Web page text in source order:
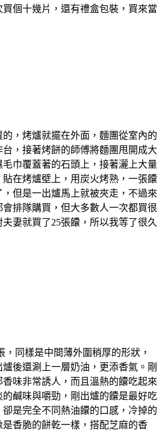
個十幾片，還有禮盒包裝，買來當
，烤爐就擺在外面，麵團從室內的
，接著烤餅的師傅將麵團甩開成大
毛巾覆蓋著的石頭上，接著灑上大量
在烤爐壁上，用炭火烤熟，一張饢
但是一出爐馬上就被夾走，不過來
排隊購買，但大多數人一次都買很
妻就買了25張饢，所以我等了很久
，同樣是中間薄外圍稍厚的形狀，
後還涮上一層奶油，更添香氣。剛
味非常誘人，而且溫熱的饢吃起來
的鹹味與嚼勁，剛出爐的饢是最好吃
是完全不同熱油饢的口感，冷掉的
香脆的餅乾一樣，搭配芝麻的香